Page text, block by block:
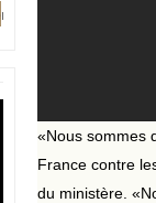
«Nous sommes
France contre
du ministère.